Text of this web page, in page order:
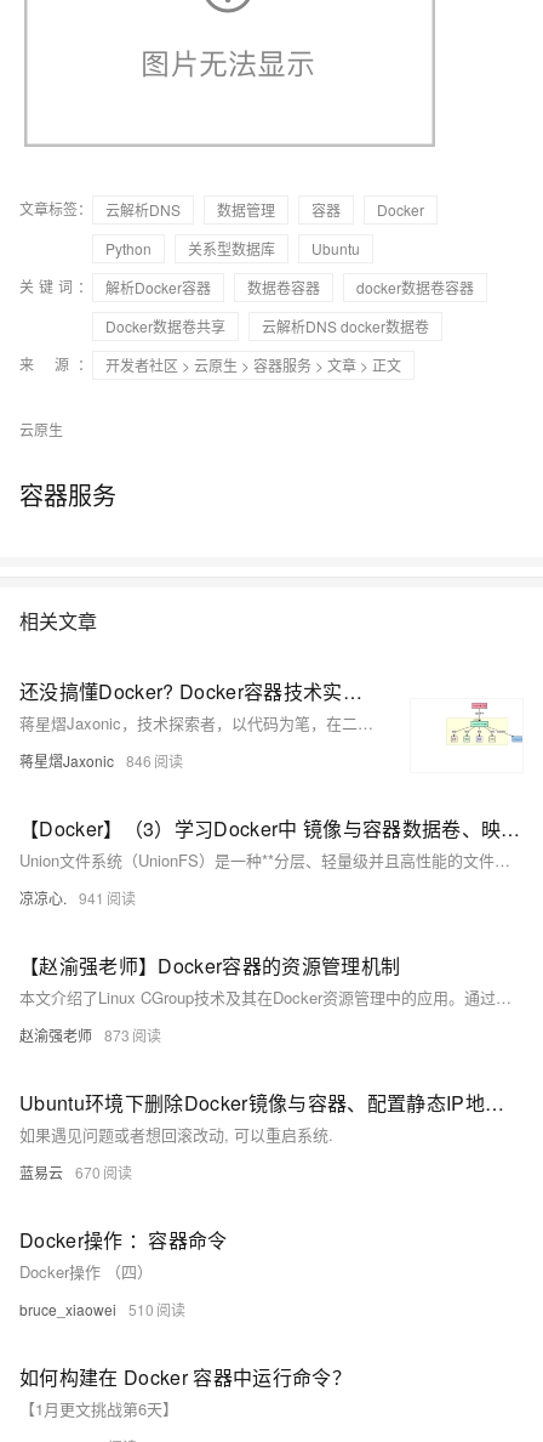
文章标签： 云解析DNS 数据管理 容器
Docker
Python
关系型数据库
Ubuntu
关键词：
解析Docker容器 数据卷容器
docker数据卷容器
Docker数据卷共享
云解析DNS docker数据卷
来 源：
开发者社区 > 云原生 > 容器服务 > 文章 > 正文
云原生
容器服务
相关文章
还没搞懂Docker? Docker容器技术实战指南 ! 从入门到企业级应用 !
蒋星熠Jaxonic，技术探索者，以代码为笔，在二进制星河中书写极客诗篇。专注Docker与容器化实践，分享从入门到企业级应用的深度经验，助力开发者乘风破浪，驶向云原生新世界。
蒋星熠Jaxonic 846
【Docker】（3）学习Docker中 镜像与容器数据卷、映射关系！手把手带你安装 MySql主从同步 和 Redis三主三从集群！并且进行主从切换与扩容操作，还有分析 哈希分区 等知识点！
Union文件系统（UnionFS）是一种**分层、轻量级并且高性能的文件系统**，它支持对文件系统的修改作为一次提交来一层层的叠加，同时可以将不同目录挂载到同一个虚拟文件系统下(unite several directories into a single virtual filesystem) Union 文件系统是 Docker 镜像的基础。 镜像可以通过分层来进行继承，基于基础镜像（没有父镜像），可以制作各种具体的应用镜像。
凉凉心. 941
【赵渝强老师】Docker容器的资源管理机制
本文介绍了Linux CGroup技术及其在Docker资源管理中的应用。通过实例演示了如何利用CGroup限制应用程序的CPU、内存和I/O带宽使用，实现系统资源的精细化控制，帮助理解Docker底层资源限制机制。
赵渝强老师 873
Ubuntu环境下删除Docker镜像与容器、配置静态IP地址教程。
如果遇见问题或者想回滚改动, 可以重启系统.
蓝易云 670
Docker操作 ：容器命令
Docker操作 （四）
bruce_xiaowei 510
如何构建在 Docker 容器中运行命令？
【1月更文挑战第6天】